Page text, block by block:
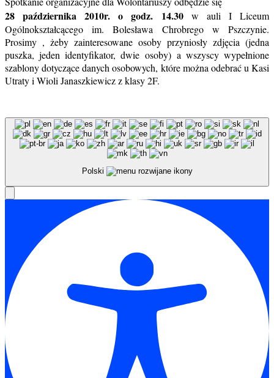
28 października 2010r. o godz. 14.30w auli I Liceum
Ogólnokształcącego im. Bolesława Chrobrego w Pszczynie.
Prosimy , żeby zainteresowane osoby przyniosły zdjęcia (jedna
puszka, jeden identyfikator, dwie osoby) a wszyscy wypełnione
szablony dotyczące danych osobowych, które można odebrać u Kasi
Utraty i Wioli Janaszkiewicz z klasy 2F.
Polski